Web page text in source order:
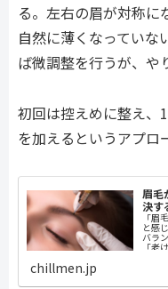
る。左右の眉が対称に
自然に薄くなっていな
ば微調整を行うが、や
初回は控えめに整え、
を加えるというアプロ
眉毛
決す
「眉
と感
バラ
「老
chillmen.jp